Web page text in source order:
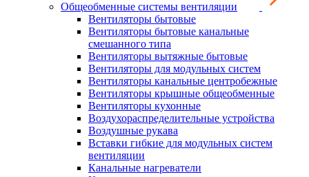
Общеобменные системы вентиляции
Вентиляторы бытовые
Вентиляторы бытовые канальные
смешанного типа
Вентиляторы вытяжные бытовые
Вентиляторы для модульных систем
Вентиляторы канальные центробежные
Вентиляторы крышные общеобменные
Вентиляторы кухонные
Воздухораспределительные устройства
Воздушные рукава
Вставки гибкие для модульных систем
вентиляции
Канальные нагреватели